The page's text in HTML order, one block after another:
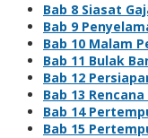
Bab 8 Siasat
Bab 9
Bab 10 Malam
Bab 11 Bulak
Bab 12
Bab 13
Bab 14
Bab 15